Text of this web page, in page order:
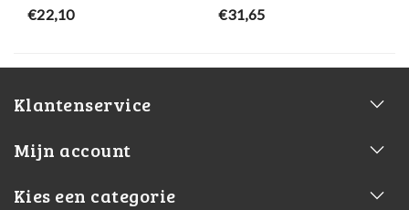
€22,10
€31,65
Klantenservice
Mijn account
Kies een categorie